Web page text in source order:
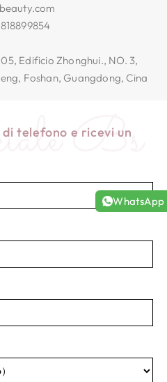
Edificio Zhonghui., NO. 3,
Foshan, Guangdong, Cina
Bs
telefono e ricevi un
WhatsApp